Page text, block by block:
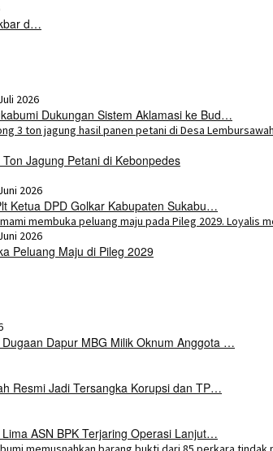
d…
2026
Dukungan Sistem Aklamasi ke Bud…
Jagung Petani di Kebonpedes
2026
Ketua DPD Golkar Kabupaten Sukabu…
2026
Peluang Maju di Pileg 2029
Dapur MBG Milik Oknum Anggota …
Resmi Jadi Tersangka Korupsi dan TP…
ASN BPK Terjaring Operasi Lanjut…